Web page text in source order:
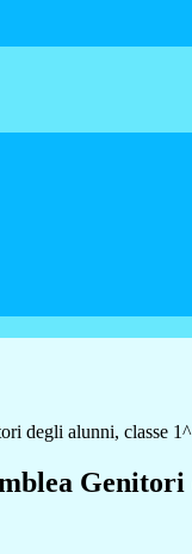
degli alunni, classe